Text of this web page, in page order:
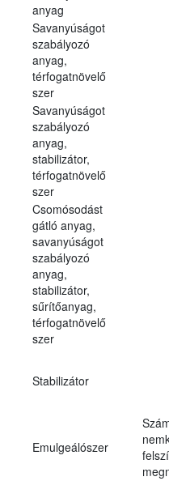
anyag
Savanyúságot
szabályozó
anyag,
térfogatnövelő
szer
Savanyúságot
szabályozó
anyag,
stabilizátor,
térfogatnövelő
szer
Csomósodást
gátló anyag,
savanyúságot
szabályozó
anyag,
stabilizátor,
sűrítőanyag,
térfogatnövelő
szer
Stabilizátor
Emulgeálószer